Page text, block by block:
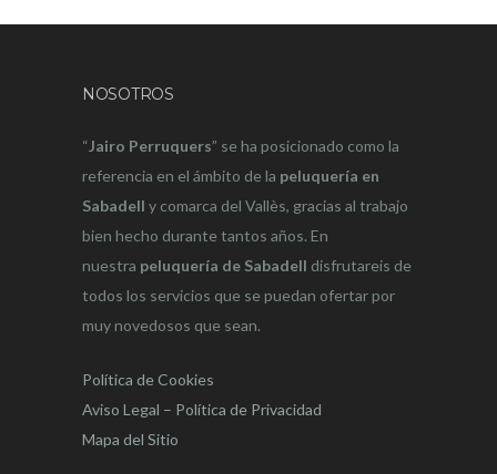
NOSOTROS
“Jairo Perruquers” se ha posicionado como la
referencia en el ámbito de la peluquería en
Sabadell y comarca del Vallès, gracias al trabajo
bien hecho durante tantos años. En
nuestra peluquería de Sabadell disfrutareis de
todos los servicios que se puedan ofertar por
muy novedosos que sean.
Política de Cookies
Aviso Legal – Política de Privacidad
Mapa del Sitio